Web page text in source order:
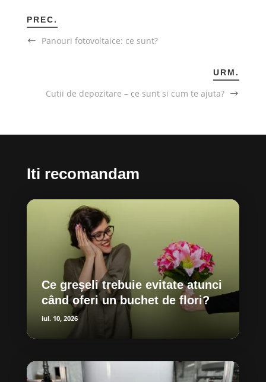
PREC.
Panouri fotovoltaice: ce sunt?
URM.
Cutii de depozitare – ce sunt si cum te ajuta?
Iti recomandam
Ce greșeli trebuie evitate atunci
când oferi un buchet de flori?
iul. 10, 2026